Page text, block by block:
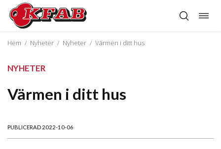
Hoppa
innehåll
Hem / Nyheter / Nyheter / Värmen i ditt hus
NYHETER
Värmen i ditt hus
PUBLICERAD 2022-10-06